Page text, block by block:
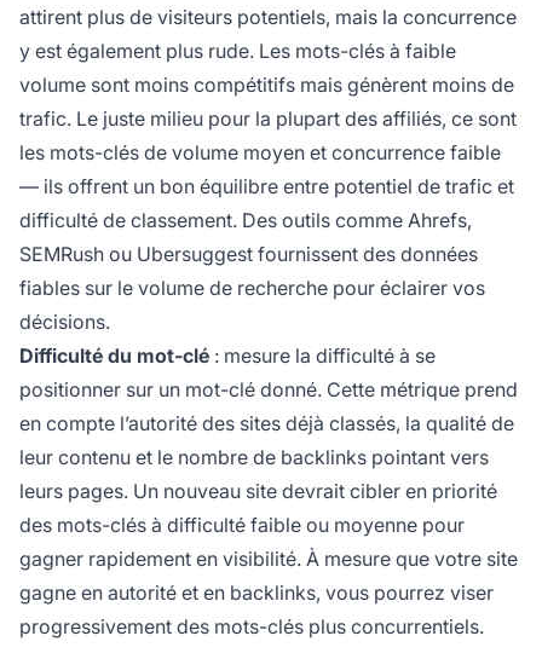
attirent plus de visiteurs potentiels, mais la concurrence
y est également plus rude. Les mots-clés à faible
volume sont moins compétitifs mais génèrent moins de
trafic. Le juste milieu pour la plupart des affiliés, ce sont
les mots-clés de volume moyen et concurrence faible
— ils offrent un bon équilibre entre potentiel de trafic et
difficulté de classement. Des outils comme Ahrefs,
SEMRush ou Ubersuggest fournissent des données
fiables sur le volume de recherche pour éclairer vos
décisions.
Difficulté du mot-clé : mesure la difficulté à se
positionner sur un mot-clé donné. Cette métrique prend
en compte l’autorité des sites déjà classés, la qualité de
leur contenu et le nombre de backlinks pointant vers
leurs pages. Un nouveau site devrait cibler en priorité
des mots-clés à difficulté faible ou moyenne pour
gagner rapidement en visibilité. À mesure que votre site
gagne en autorité et en backlinks, vous pourrez viser
progressivement des mots-clés plus concurrentiels.